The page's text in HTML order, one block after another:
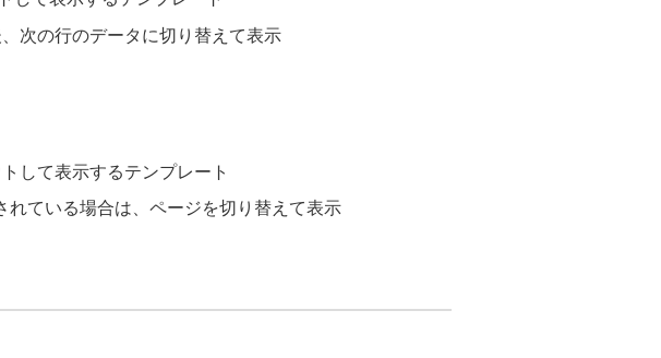
次の行のデータに切り替えて表示
して表示するテンプレート
れている場合は、ページを切り替えて表示